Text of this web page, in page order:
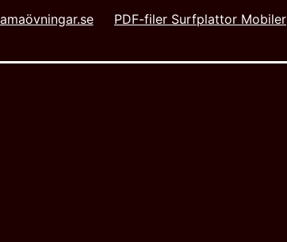
PDF-filer Surfplattor Mobiler